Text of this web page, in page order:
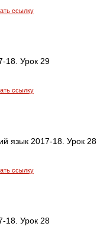
ссылку
18. Урок 29
ссылку
язык 2017-18. Урок 28
ссылку
18. Урок 28